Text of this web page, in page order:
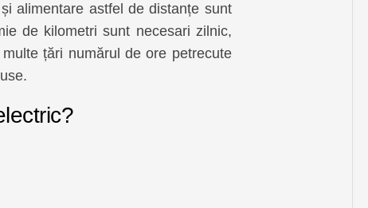
alimentare astfel de distanțe sunt
de kilometri sunt necesari zilnic,
țări numărul de ore petrecute